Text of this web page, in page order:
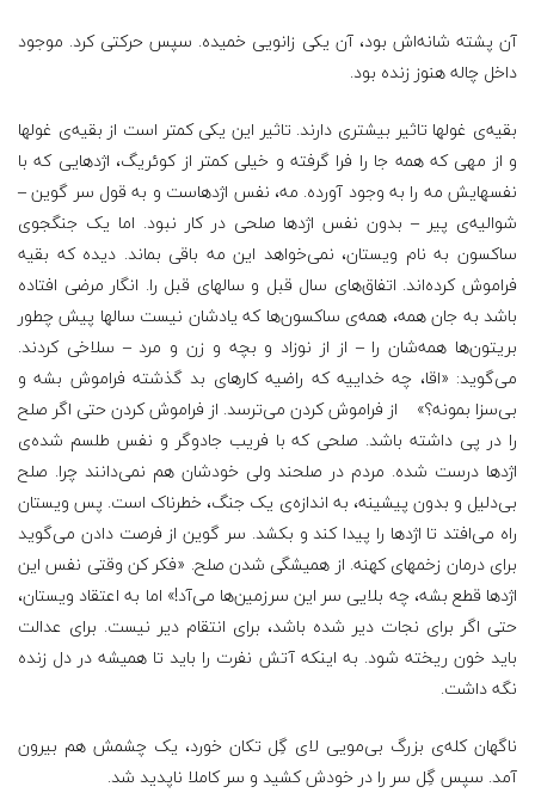
آن پشته شانه‌اش بود، آن یکی زانویی خمیده. سپس حرکتی کرد. موجود
داخل چاله هنوز زنده بود.
بقیه‌ی غولها تاثیر بیشتری دارند. تاثیر این یکی کمتر است از بقیه‌ی غولها
و از مهی که همه جا را فرا گرفته و خیلی کمتر از کوئریگ، اژدهایی که با
نفسهایش مه را به وجود آورده. مه، نفس اژدهاست و به قول سر گوین –
شوالیه‌ی پیر – بدون نفس اژدها صلحی در کار نبود. اما یک جنگجوی
ساکسون به نام ویستان، نمی‌خواهد این مه باقی بماند. دیده که بقیه
فراموش کرده‌اند. اتفاق‌های سال قبل و سالهای قبل را. انگار مرضی افتاده
باشد به جان همه، همه‌ی ساکسون‌ها که یادشان نیست سالها پیش چطور
بریتون‌ها همه‌شان را – از از نوزاد و بچه و زن و مرد – سلاخی کردند.
می‌گوید: «اقا، چه خداییه که راضیه کارهای بد گذشته فراموش بشه و
بی‌سزا بمونه؟» از فراموش کردن می‌ترسد. از فراموش کردن حتی اگر صلح
را در پی داشته باشد. صلحی که با فریب جادوگر و نفس طلسم شده‌ی
اژدها درست شده. مردم در صلحند ولی خودشان هم نمی‌دانند چرا. صلح
بی‌دلیل و بدون پیشینه، به اندازه‌ی یک جنگ، خطرناک است. پس ویستان
راه می‌افتد تا اژدها را پیدا کند و بکشد. سر گوین از فرصت دادن می‌گوید
برای درمان زخمهای کهنه. از همیشگی شدن صلح. «فکر کن وقتی نفس این
اژدها قطع بشه، چه بلایی سر این سرزمین‌ها می‌آد!» اما به اعتقاد ویستان،
حتی اگر برای نجات دیر شده باشد، برای انتقام دیر نیست. برای عدالت
باید خون ریخته شود. به اینکه آتش نفرت را باید تا همیشه در دل زنده
نگه داشت.
ناگهان کله‌ی بزرگ بی‌مویی لای گِل تکان خورد، یک چشمش هم بیرون
آمد. سپس گِل سر را در خودش کشید و سر کاملا ناپدید شد.